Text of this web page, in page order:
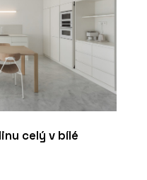
celý v bílé